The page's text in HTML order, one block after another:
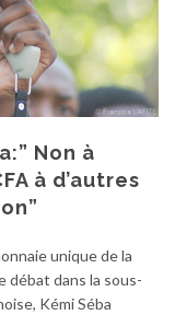
Non à
à d’autres
unique de la
débat dans la sous-
Kémi Séba